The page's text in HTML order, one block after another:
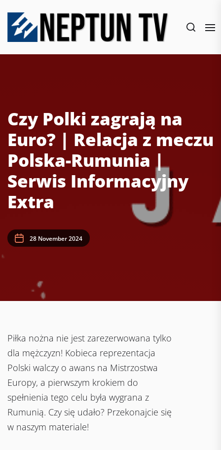
content
Czy Polki zagrają na
Euro? | Relacja z meczu
Polska-Rumunia |
Serwis Informacyjny
Extra
28 November 2024
Piłka nożna nie jest zarezerwowana tylko
dla mężczyzn! Kobieca reprezentacja
Polski walczy o awans na Mistrzostwa
Europy, a pierwszym krokiem do
spełnienia tego celu była wygrana z
Rumunią. Czy się udało? Przekonajcie się
w naszym materiale!